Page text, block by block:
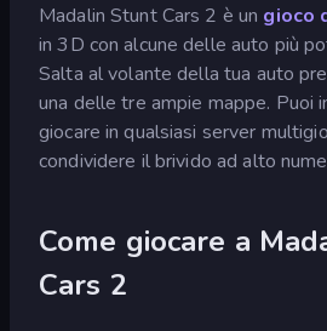
Madalin Stunt Cars 2 è un gioco
in 3D con alcune delle auto più
Salta al volante della tua auto
una delle tre ampie mappe. Puoi
giocare in qualsiasi server
condividere il brivido ad alto
Come giocare a
Cars 2